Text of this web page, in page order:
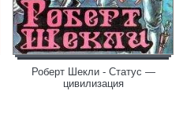
Роберт Шекли - Статус —
цивилизация